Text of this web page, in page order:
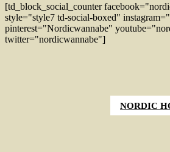
[td_block_social_counter
style="style7 td-social-boxed"
pinterest="Nordicwannabe"
twitter="nordicwannabe"]
NORDIC